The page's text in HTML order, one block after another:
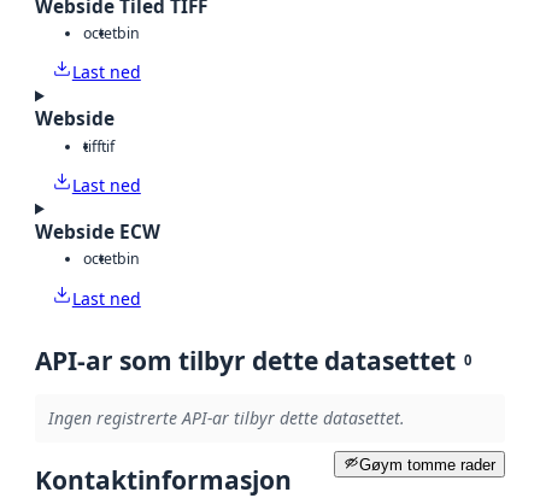
Webside Tiled TIFF
octetbin
Last ned
Webside
tifftif
Last ned
Webside ECW
octetbin
Last ned
API-ar som tilbyr dette datasettet 0
Ingen registrerte API-ar tilbyr dette datasettet.
Gøym tomme rader
Kontaktinformasjon